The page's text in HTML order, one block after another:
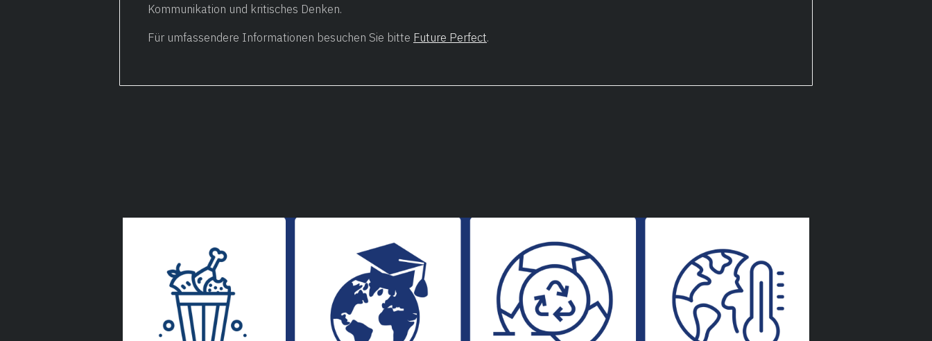
Kommunikation und kritisches Denken.
Für umfassendere Informationen besuchen Sie bitte Future Perfect.